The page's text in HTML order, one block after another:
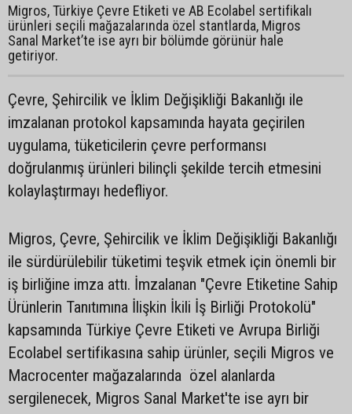
Migros, Türkiye Çevre Etiketi ve AB Ecolabel sertifikalı
ürünleri seçili mağazalarında özel stantlarda, Migros
Sanal Market’te ise ayrı bir bölümde görünür hale
getiriyor.
Çevre, Şehircilik ve İklim Değişikliği Bakanlığı ile
imzalanan protokol kapsamında hayata geçirilen
uygulama, tüketicilerin çevre performansı
doğrulanmış ürünleri bilinçli şekilde tercih etmesini
kolaylaştırmayı hedefliyor.
Migros, Çevre, Şehircilik ve İklim Değişikliği Bakanlığı
ile sürdürülebilir tüketimi teşvik etmek için önemli bir
iş birliğine imza attı. İmzalanan "Çevre Etiketine Sahip
Ürünlerin Tanıtımına İlişkin İkili İş Birliği Protokolü"
kapsamında Türkiye Çevre Etiketi ve Avrupa Birliği
Ecolabel sertifikasına sahip ürünler, seçili Migros ve
Macrocenter mağazalarında özel alanlarda
sergilenecek, Migros Sanal Market'te ise ayrı bir